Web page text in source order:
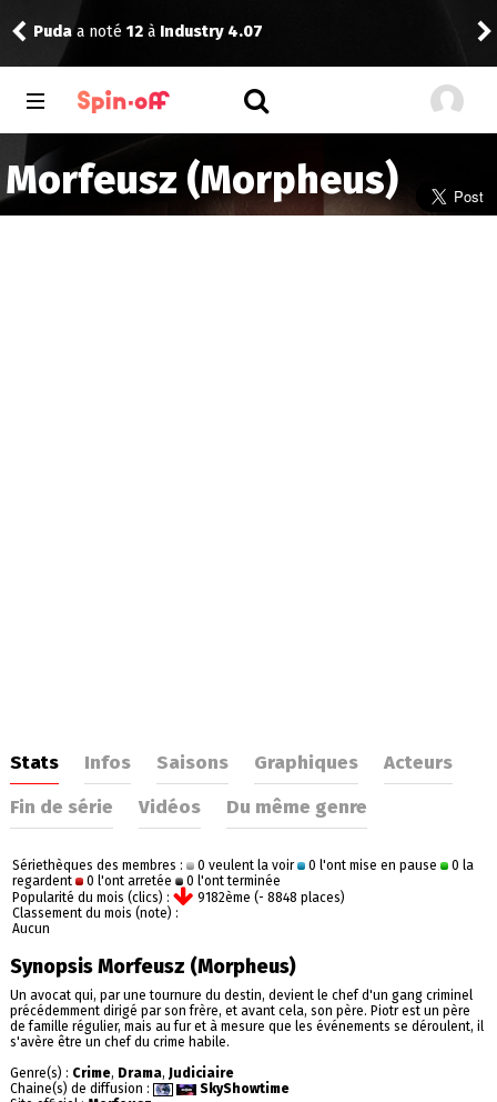
4.07 a laissé un commentaire
Morfeusz (Morpheus)
Stats Infos Saisons Graphiques
Acteurs
Fin de série
Vidéos Du même genre
Sériethèques des membres : 0 veulent la voir 0 l'ont mise en pause
0 la
regardent
0 l'ont arretée
0 l'ont terminée
Popularité du mois (clics) :
9182ème (- 8848 places)
Classement du mois (note) :
Aucun
Synopsis Morfeusz (Morpheus)
Un avocat qui, par une tournure du destin, devient le chef d'un gang criminel
précédemment dirigé par son frère, et avant cela, son père. Piotr est un père
de famille régulier, mais au fur et à mesure que les événements se déroulent, il
s'avère être un chef du crime habile.
Genre(s) : Crime, Drama, Judiciaire
Chaine(s) de diffusion :
SkyShowtime